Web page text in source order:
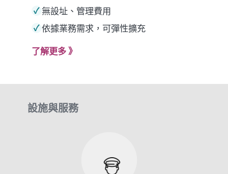
✓ 無設址、管理費用
✓ 依據業務需求，可彈性擴充
了解更多 》
設施與服務